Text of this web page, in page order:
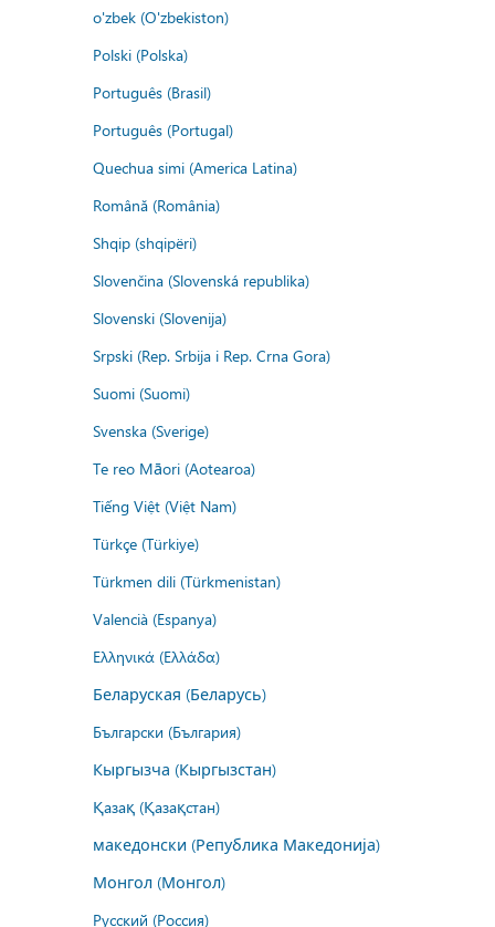
o'zbek (O'zbekiston)
Polski (Polska)
Português (Brasil)
Português (Portugal)
Quechua simi (America Latina)
Română (România)
Shqip (shqipëri)
Slovenčina (Slovenská republika)
Slovenski (Slovenija)
Srpski (Rep. Srbija i Rep. Crna Gora)
Suomi (Suomi)
Svenska (Sverige)
Te reo Māori (Aotearoa)
Tiếng Việt (Việt Nam)
Türkçe (Türkiye)
Türkmen dili (Türkmenistan)
Valencià (Espanya)
Ελληνικά (Ελλάδα)
Беларуская (Беларусь)
Български (България)
Кыргызча (Кыргызстан)
Қазақ (Қазақстан)
македонски (Република Македонија)
Монгол (Монгол)
Русский (Россия)